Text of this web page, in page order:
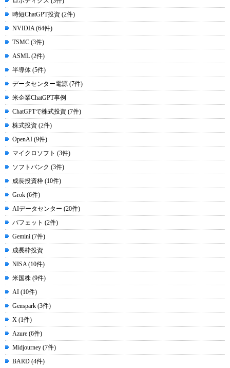
時短ChatGPT投資 (2件)
NVIDIA (64件)
TSMC (3件)
ASML (2件)
半導体 (5件)
データセンター電源 (7件)
米企業ChatGPT事例
ChatGPTで株式投資 (7件)
株式投資 (2件)
OpenAI (9件)
マイクロソフト (3件)
ソフトバンク (3件)
成長投資枠 (10件)
Grok (6件)
AIデータセンター (20件)
バフェット (2件)
Gemini (7件)
成長枠投資
NISA (10件)
米国株 (9件)
AI (10件)
Genspark (3件)
X (1件)
Azure (6件)
Midjourney (7件)
BARD (4件)